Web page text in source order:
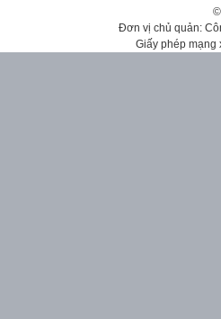
Đơn vị chủ quản:
Giấy phép mạng